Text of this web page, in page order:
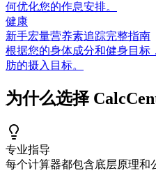
何优化您的作息安排。
健康
新手宏量营养素追踪完整指南
根据您的身体成分和健身目标
肪的摄入目标。
为什么选择
专业指导
每个计算器都包含底层原理和